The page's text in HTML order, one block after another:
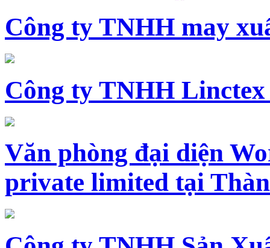
Công ty TNHH may
Công ty TNHH Linctex
Văn phòng đại diện
private limited tại